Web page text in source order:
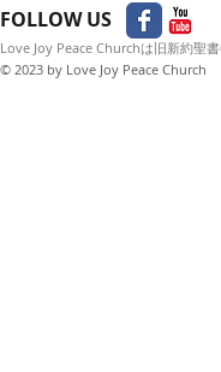
FOLLOW US
Love Joy Peace Churchは旧新約聖
© 2023 by Love Joy Peace Church